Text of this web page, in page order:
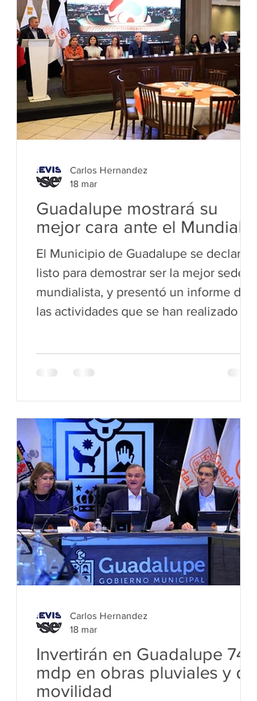
Tránsito, apoyados por unidades,
motocicletas y grupos especiales, que
ya se en
Guadalupe mostrará su
mejor cara ante el Mundial
El Municipio de Guadalupe se declara
listo para demostrar ser la mejor sede
mundialista, y presentó un informe de
las actividades que se han realizado en
alcalde de Guadalupe giró
se sume a esta gran fiesta al mantener
limpia la ciudad y mostrar la mejor cara
a los miles de turistas que lleguen al
municipio para que se lleven una
Carlos Hernandez
18 mar
Invertirán en Guadalupe 74
mdp en obras pluviales y de
movilidad
Carlos Hernandez
18 mar